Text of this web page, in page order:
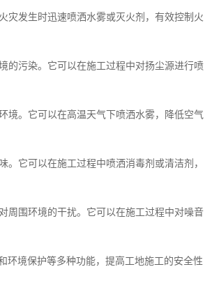
灾发生时迅速喷洒水雾或灭火剂，有效控制火
的污染。它可以在施工过程中对扬尘源进行喷
境。它可以在高温天气下喷洒水雾，降低空气
它可以在施工过程中喷洒消毒剂或清洁剂，
周围环境的干扰。它可以在施工过程中对噪音
环境保护等多种功能，提高工地施工的安全性